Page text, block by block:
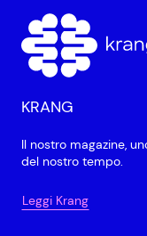
KRANG
Il nostro magazine,
del nostro tempo.
Leggi Krang